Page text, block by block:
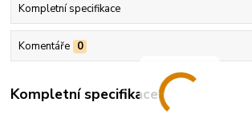
Kompletní specifikace
Komentáře 0
Kompletní specifikace